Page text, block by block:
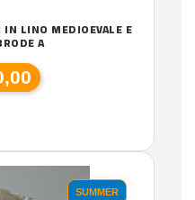
LINO MEDIOEVALE E
A
SUMMER